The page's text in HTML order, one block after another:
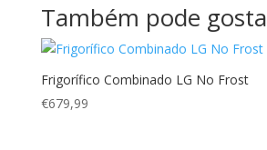
Também pode
Frigorífico Combinado LG No Frost
€679,99